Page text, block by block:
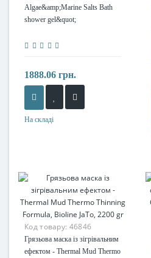
Algae&amp;Marine Salts Bath
shower gel&quot;
1888.06 грн.
На складі
Код товару: 46846
Грязьова маска із зігрівальним
ефектом - Thermal Mud Thermo